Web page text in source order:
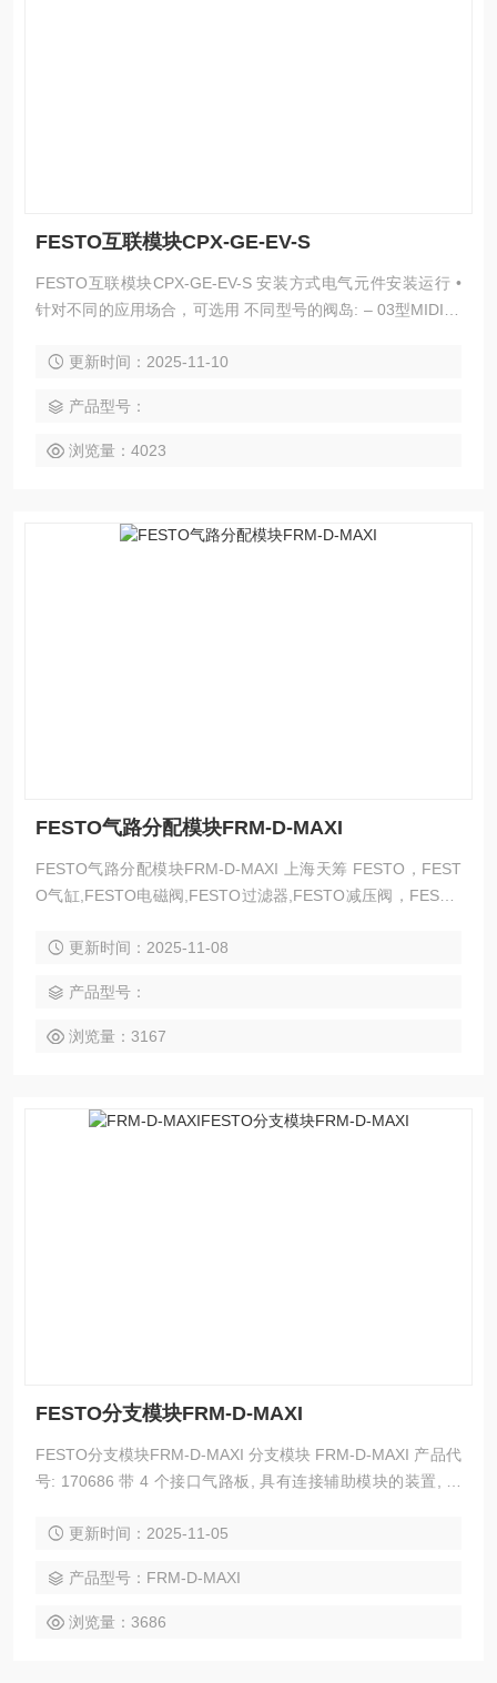
FESTO互联模块CPX-GE-EV-S
FESTO互联模块CPX-GE-EV-S 安装方式电气元件安装运行 •
针对不同的应用场合，可选用 不同型号的阀岛: – 03型MIDI/M
更新时间：2025-11-10
产品型号：
浏览量：4023
FESTO气路分配模块FRM-D-MAXI
FESTO气路分配模块FRM-D-MAXI 上海天筹 FESTO，FEST
O气缸,FESTO电磁阀,FESTO过滤器,FESTO减压阀，FESTO
STO缓冲器，FESTO流体阀，FESTO马达，FESTO手动阀，
浮动接头，FESTO气动元件,上海FESTO代理
更新时间：2025-11-08
产品型号：
浏览量：3167
FESTO分支模块FRM-D-MAXI
FESTO分支模块FRM-D-MAXI 分支模块 FRM-D-MAXI 产品代
号: 170686 带 4 个接口气路板, 具有连接辅助模块的装置, 不
更新时间：2025-11-05
产品型号：FRM-D-MAXI
浏览量：3686